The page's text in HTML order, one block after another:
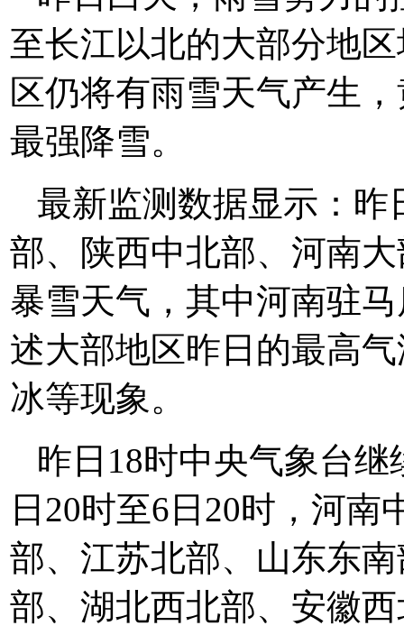
至长江以北的大部分地
区仍将有雨雪天气产生
最强降雪。
最新监测数据显示：
部、陕西中北部、河南
暴雪天气，其中河南驻
述大部地区昨日的最高
冰等现象。
昨日18时中央气象台
日20时至6日20时，河
部、江苏北部、山东东
部、湖北西北部、安徽